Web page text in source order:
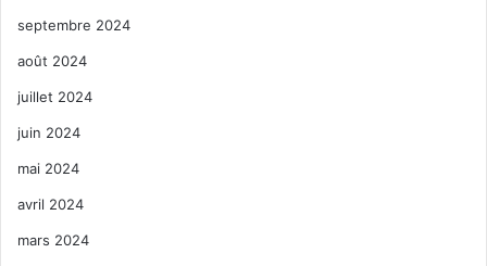
septembre 2024
août 2024
juillet 2024
juin 2024
mai 2024
avril 2024
mars 2024